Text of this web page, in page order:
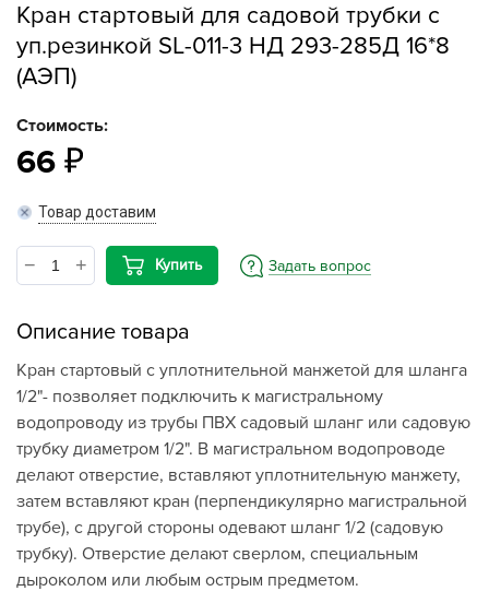
Кран стартовый для садовой трубки с
уп.резинкой SL-011-3 НД 293-285Д 16*8
(АЭП)
Стоимость:
66
Товар доставим
Купить Задать вопрос
Описание товара
Кран стартовый с уплотнительной манжетой для шланга
1/2"- позволяет подключить к магистральному
водопроводу из трубы ПВХ садовый шланг или садовую
трубку диаметром 1/2". В магистральном водопроводе
делают отверстие, вставляют уплотнительную манжету,
затем вставляют кран (перпендикулярно магистральной
трубе), с другой стороны одевают шланг 1/2 (садовую
трубку). Отверстие делают сверлом, специальным
дыроколом или любым острым предметом.